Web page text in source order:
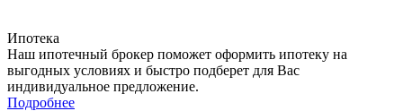
Ипотека
Наш ипотечный брокер поможет оформить ипотеку на
выгодных условиях и быстро подберет для Вас
индивидуальное предложение.
Подробнее